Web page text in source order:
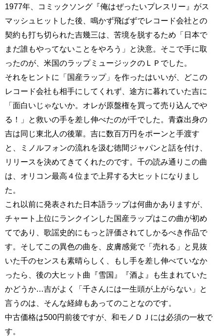
1977年、コミックソング『俺はぜったいプレスリー』がス
マッシュヒットした後、鳴かず飛ばずでレコード会社との
契約も打ち切られた吉幾三は、苦境を脱するため「日本で
まだ誰もやってないことをやろう」と決意。そこで手に取
ったのが、米国のラップミュージックのＬＰでした。
それをヒントに「国産ラップ」を作ったはいいが、どこの
レコード会社も相手にしてくれず、途方に暮れていた吉に
「面白いじゃないか。オレが原盤権を買って売り込んでや
る！」と救いの手を差し伸べたのが千でした。青森出身の
吉は同じ東北人の後輩。吉に数百万円をポーンと手渡す
と、ミノルフォンの流れを汲む徳間ジャパンと話を付け、
リリースを決めてきてくれたのです。千の読み通りこの曲
は、オリコン最高４位まで上昇する大ヒットになりまし
た。
これ以前に発表された日本語ラップは何曲かありますが、
チャート上位にランクインした国産ラップはこの曲が初め
てであり、歌謡史的にもっと評価されてしかるべき作品で
す。そしてこの異色の曲を、皮膚感覚で「売れる」と見抜
いた千のセンスも素晴らしく、もし手を差し伸べていなか
ったら、後の大ヒット曲『雪国』『酒よ』も生まれていた
かどうか…吉がよく「千さんには一生頭が上がらない」と
言うのは、そんな経緯もあってのことなのです。
中古価格は500円前後ですが、和モノＤＪには必須の一枚で
す。